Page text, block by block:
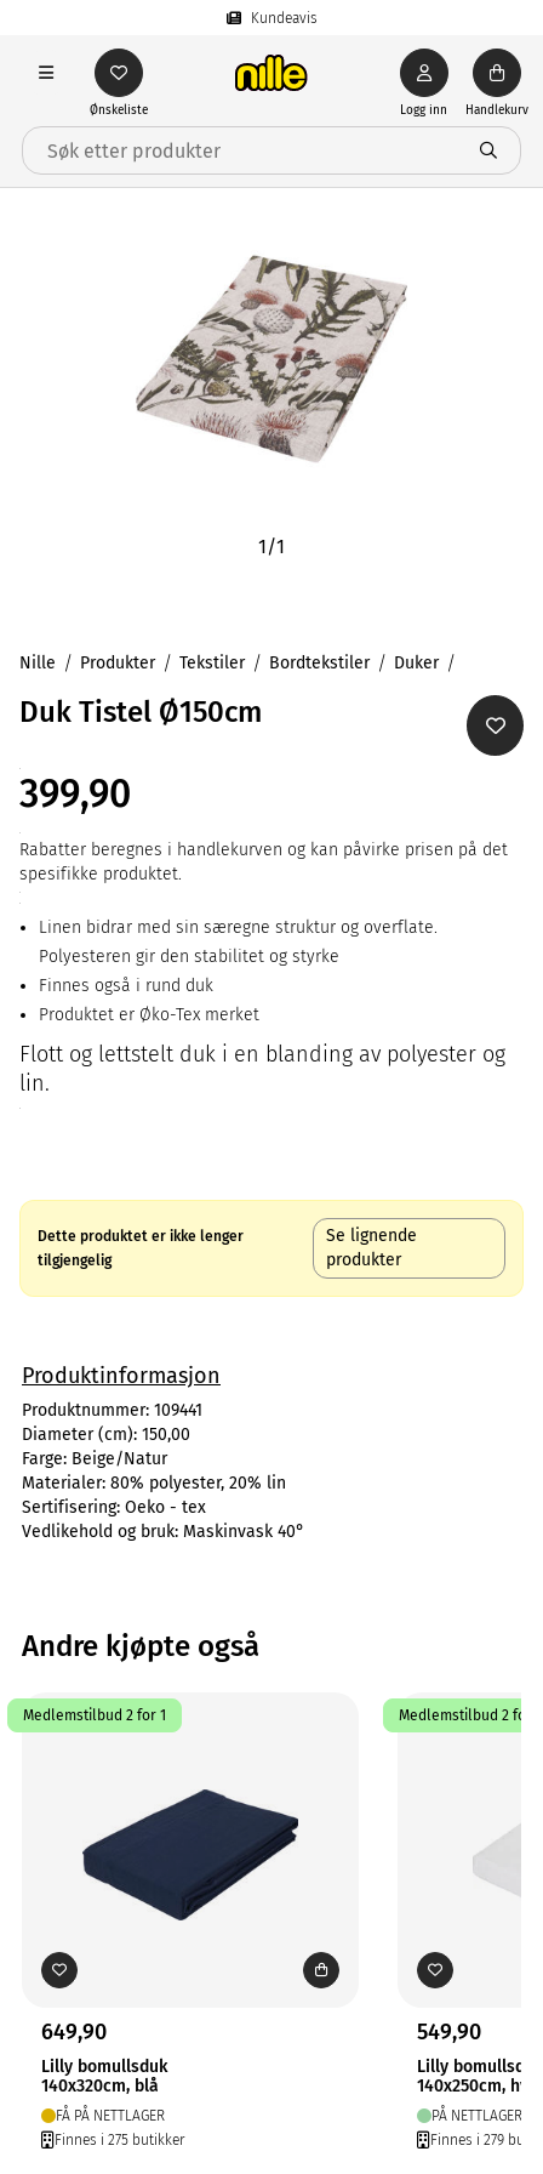
Kundeavis
Ønskeliste Logg inn Handlekurv
1/1
Nille Produkter Tekstiler Bordtekstiler Duker
Duk Tistel Ø150cm
399,90
Rabatter beregnes i handlekurven og kan påvirke prisen på det
spesifikke produktet.
Linen bidrar med sin særegne struktur og overflate.
Polyesteren gir den stabilitet og styrke
Finnes også i rund duk
Produktet er Øko-Tex merket
Flott og lettstelt duk i en blanding av polyester og
lin.
Dette produktet er ikke lenger
tilgjengelig
Se lignende
produkter
Produktinformasjon
Produktnummer: 109441
Diameter (cm): 150,00
Farge: Beige/Natur
Materialer: 80% polyester, 20% lin
Sertifisering: Oeko - tex
Vedlikehold og bruk: Maskinvask 40°
Andre kjøpte også
Medlemstilbud 2 for 1
649,90
Lilly bomullsduk
140x320cm, blå
FÅ PÅ NETTLAGER
Finnes i 275 butikker
Medlemstilbud 2 for 1
549,90
Lilly bomullsduk
140x250cm, hvit
PÅ NETTLAGER
Finnes i 279